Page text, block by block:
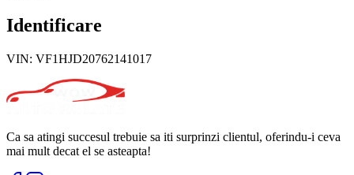
Identificare
VIN: VF1HJD20762141017
Ca sa atingi succesul trebuie sa iti surprinzi clientul, oferindu-i ceva
mai mult decat el se asteapta!